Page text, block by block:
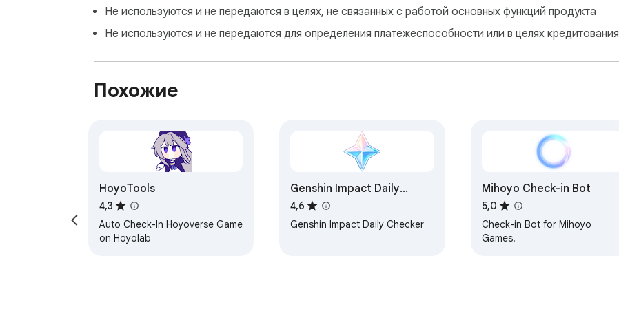
Не используются и не передаются в целях, не связанных с работой основных функций продукта
Не используются и не передаются для определения платежеспособности или в целях кредитования
Похожие
HoyoTools
4,3
Auto Check-In Hoyoverse Game
on Hoyolab
Genshin Impact Daily
Checker
4,6
Genshin Impact Daily Checker
Mihoyo Check-in Bot
5,0
Check-in Bot for Mihoyo
Games.